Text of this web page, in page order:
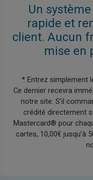
Un
rapide et
client. Aucun
mise en
* Entrez simplement
Ce dernier recevra
notre site. S’il
crédité directement
Mastercard® pour
cartes, 10,00€ jusqu’à